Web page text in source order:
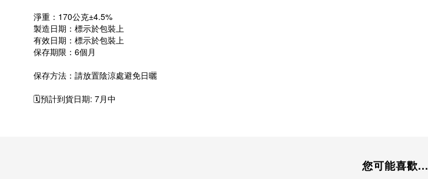
淨重：170公克±4.5%
製造日期：標示於包裝上
有效日期：標示於包裝上
保存期限：6個月
保存方法：請放置陰涼處避免日曬
🗓️預計到貨日期: 7月中
您可能喜歡...